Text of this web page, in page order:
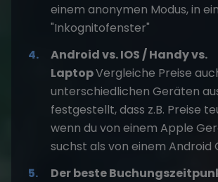
einem anonymen Modus, in
"Inkognitofenster"
Android vs. IOS / Handy vs.
LaptopVergleiche Preise
unterschiedlichen Geräten
festgestellt, dass z.B. Preise
wenn du von einem Apple
suchst als von einem Android
Der beste